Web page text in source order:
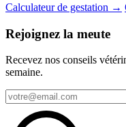
Calculateur de gestation →
Rejoignez la meute
Recevez nos conseils
semaine.